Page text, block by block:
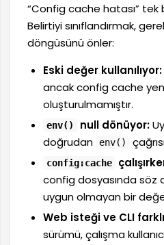
“Config cache hatası” tek
Belirtiyi sınıflandırmak,
döngüsünü önler:
Eski değer kullanılıyor:
ancak config cache
oluşturulmamıştır.
env() null dönüyor:
doğrudan
env()
config:cache
config dosyasında söz
uygun olmayan bir
Web isteği ve CLI
sürümü, çalışma